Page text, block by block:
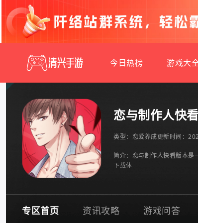
今日热榜 游戏大
恋与制作人快
类型： 恋爱养成更新时间：
简介：恋与制作人快看版本是
下载体
专区首页 资讯攻略 游戏问答